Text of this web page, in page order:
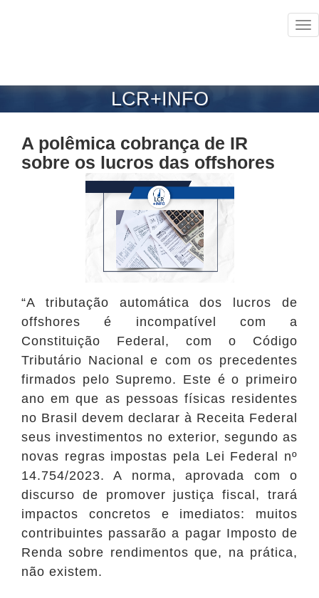
LCR+INFO
A polêmica cobrança de IR
sobre os lucros das offshores
“A tributação automática dos lucros de
offshores é incompatível com a
Constituição Federal, com o Código
Tributário Nacional e com os precedentes
firmados pelo Supremo. Este é o primeiro
ano em que as pessoas físicas residentes
no Brasil devem declarar à Receita Federal
seus investimentos no exterior, segundo as
novas regras impostas pela Lei Federal nº
14.754/2023. A norma, aprovada com o
discurso de promover justiça fiscal, trará
impactos concretos e imediatos: muitos
contribuintes passarão a pagar Imposto de
Renda sobre rendimentos que, na prática,
não existem.